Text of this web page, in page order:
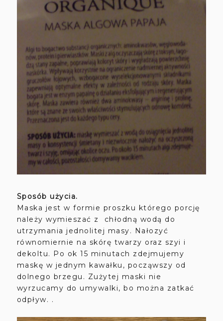
Sposób użycia.
Maska jest w formie proszku którego porcję
należy wymieszać z chłodną wodą do
utrzymania jednolitej masy. Nałozyć
równomiernie na skórę twarzy oraz szyi i
dekoltu. Po ok 15 minutach zdejmujemy
maskę w jednym kawałku, począwszy od
dolnego brzegu. Zużytej maski nie
wyrzucamy do umywalki, bo można zatkać
odpływ. .